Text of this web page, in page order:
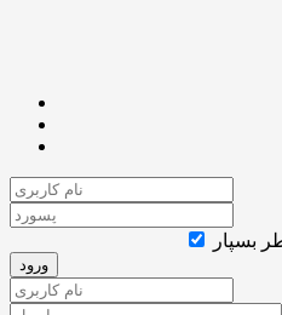
بسپار